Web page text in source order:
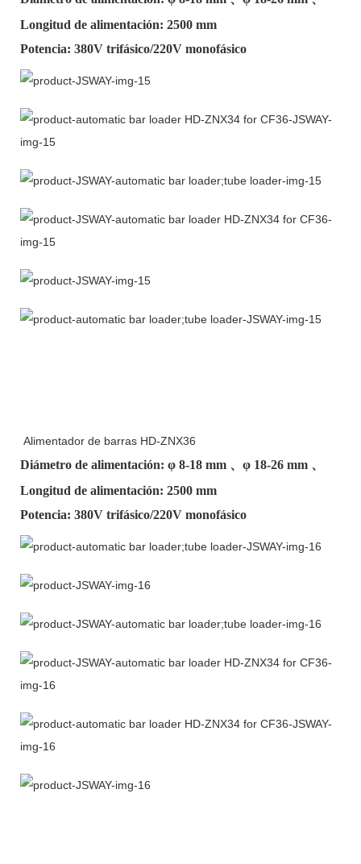
Longitud de alimentación: 2500 mm
Potencia: 380V trifásico/220V monofásico
Alimentador de barras HD-ZNX36
Diámetro de alimentación: φ 8-18 mm 、φ 18-26 mm 、
Longitud de alimentación: 2500 mm
Potencia: 380V trifásico/220V monofásico